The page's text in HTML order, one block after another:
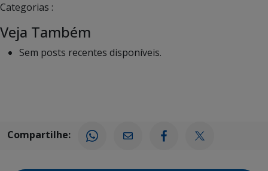
Categorias :
Veja Também
Sem posts recentes disponíveis.
Compartilhe: